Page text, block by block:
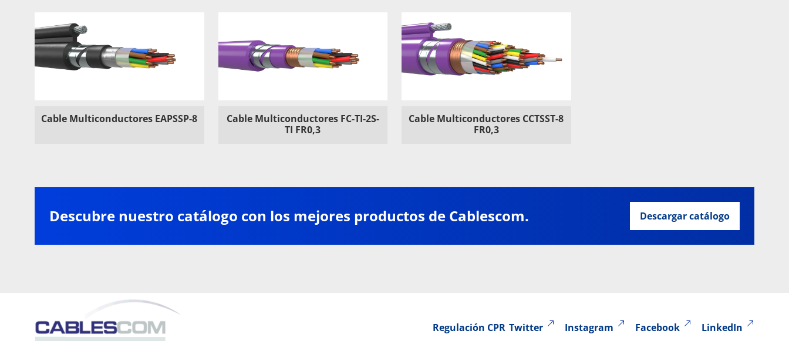
Cable Multiconductores EAPSSP-8
Cable Multiconductores FC-TI-2S-
TI FR0,3
Cable Multiconductores CCTSST-8
FR0,3
Descubre nuestro catálogo con los mejores productos de Cablescom. Descargar catálogo
Regulación CPR Twitter Instagram Facebook LinkedIn